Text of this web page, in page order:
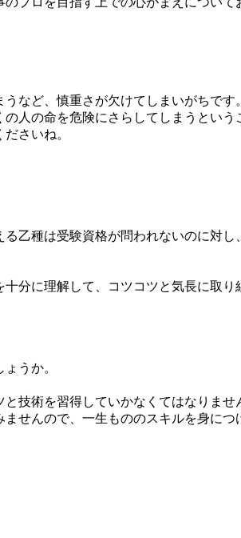
など、慎重さが欠けてしまいがちです。
人の命を危険にさらしてしまうという
さいね。
乙種は受験資格が問われないのに対
分に理解して、コツコツと気長に取り
うか。
技術を習得していかなくてはなりませ
せんので、一生もののスキルを身に